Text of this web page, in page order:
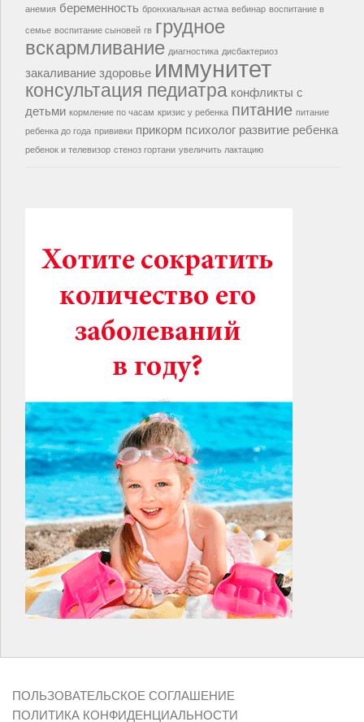
анемия беременность бронхиальная астма вебинар воспитание в
семье воспитание сыновей гв грудное
вскармливание диагностика дисбактериоз
закаливание здоровье иммунитет
консультация педиатра конфликты с
детьми кормление по часам кризис у ребенка питание питание
ребенка до года прививки прикорм психолог развитие ребенка
ребенок и телевизор стеноз гортани увеличить лактацию
ПОЛЬЗОВАТЕЛЬСКОЕ СОГЛАШЕНИЕ
ПОЛИТИКА КОНФИДЕНЦИАЛЬНОСТИ